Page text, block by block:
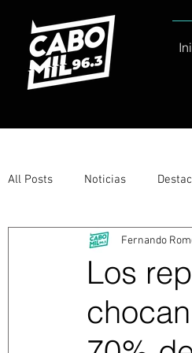
All Posts Noticias
Entérate
Ayuntamiento de Los Cabos
Los
Fernando